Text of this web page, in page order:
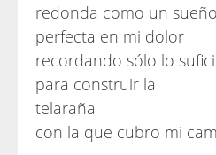
redonda como un sueño
perfecta en mi dolor
recordando sólo lo
para construir la
telaraña
con la que cubro mi